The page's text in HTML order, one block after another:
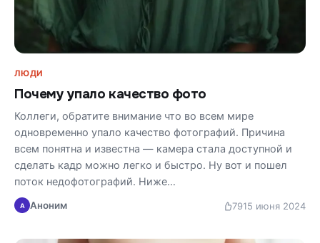
ЛЮДИ
Почему упало качество фото
Коллеги, обратите внимание что во всем мире
одновременно упало качество фотографий. Причина
всем понятна и известна — камера стала доступной и
сделать кадр можно легко и быстро. Ну вот и пошел
поток недофотографий. Ниже…
А Аноним 7915 июня 2024